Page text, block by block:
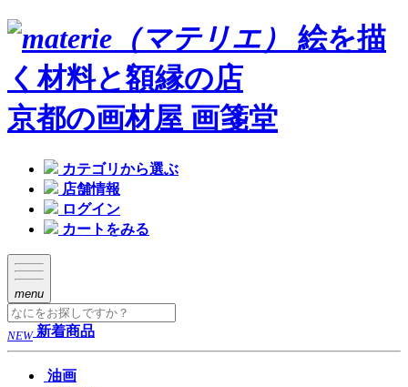
絵を描
く材料と額縁の店
京都の画材屋 画箋堂
カテゴリから選ぶ
店舗情報
ログイン
カートをみる
menu
NEW 新着商品
油画